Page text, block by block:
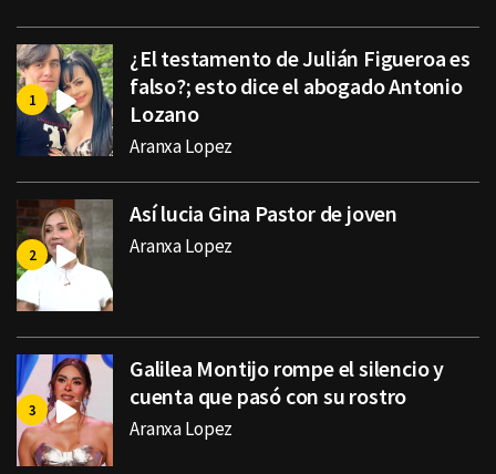
¿El testamento de Julián Figueroa es
falso?; esto dice el abogado Antonio
Lozano
Aranxa Lopez
Así lucia Gina Pastor de joven
Aranxa Lopez
Galilea Montijo rompe el silencio y
cuenta que pasó con su rostro
Aranxa Lopez